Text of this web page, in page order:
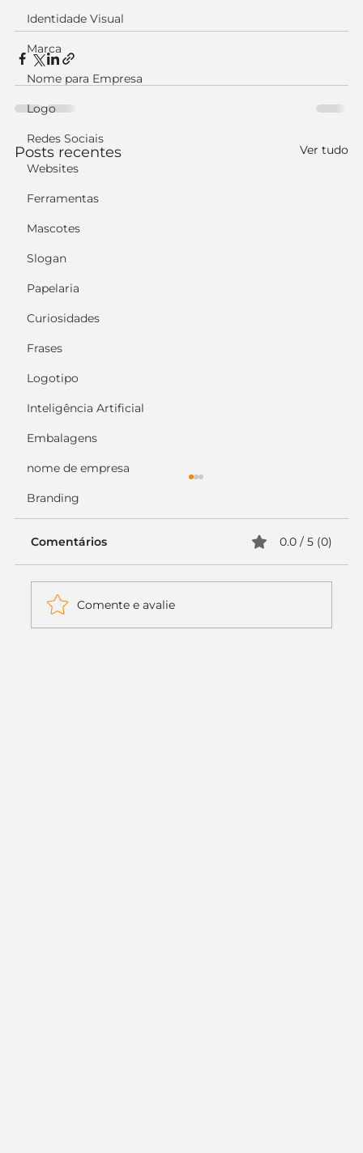
Identidade Visual
Marca
Nome para Empresa
Logo
Redes Sociais
Websites
Ferramentas
Mascotes
Slogan
Papelaria
Curiosidades
Frases
Logotipo
Inteligência Artificial
Embalagens
nome de empresa
Branding
Posts recentes Ver tudo
Comentários 0.0 / 5 (0)
Comente e avalie